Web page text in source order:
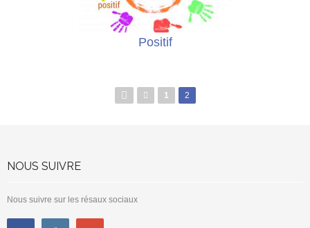
Positif
1 2
NOUS SUIVRE
Nous suivre sur les résaux sociaux